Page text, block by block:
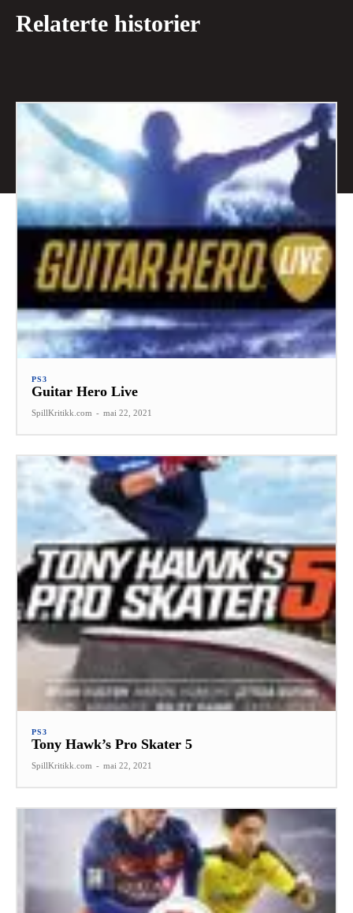
Relaterte historier
PS3
Guitar Hero Live
SpillKritikk.com - mai 22, 2021
PS3
Tony Hawk’s Pro Skater 5
SpillKritikk.com - mai 22, 2021